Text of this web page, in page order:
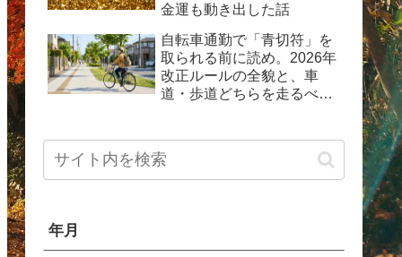
金運も動き出した話
自転車通勤で「青切符」を
取られる前に読め。2026年
改正ルールの全貌と、車
道・歩道どちらを走るべき
年月